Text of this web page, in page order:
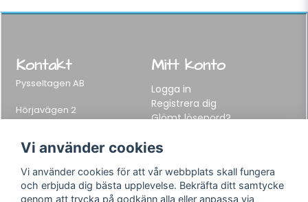
Kontakt
Pysseltagen AB
Hörjavägen 2
282 34 Tyringe, Sweden
E-post:info@pysseltagen.se
Mitt konto
Logga in
Registrera dig
Glömt lösenord?
Info Följ oss
Vi använder cookies
Vi använder cookies för att vår webbplats skall fungera
och erbjuda dig bästa upplevelse. Bekräfta ditt samtycke
genom att trycka på godkänn alla eller anpassa via